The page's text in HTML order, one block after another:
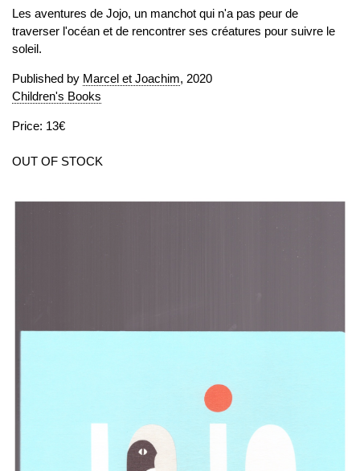
Les aventures de Jojo, un manchot qui n'a pas peur de
traverser l'océan et de rencontrer ses créatures pour suivre le
soleil.
Published by Marcel et Joachim, 2020
Children's Books
Price: 13€
OUT OF STOCK